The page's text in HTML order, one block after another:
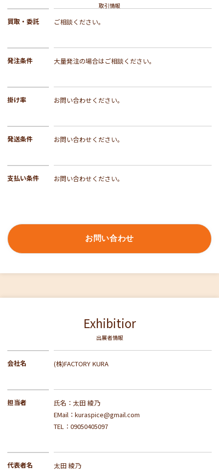
取引情報
買取・委託 ご相談ください。
発注条件 大量発注の場合はご相談ください。
掛け率 お問い合わせください。
発送条件 お問い合わせください。
支払い条件 お問い合わせください。
お問い合わせ
Exhibitior
出展者情報
会社名 (株)FACTORY KURA
担当者
氏名：太田 綾乃
EMail：kuraspice@gmail.com
TEL：09050405097
代表者名 太田 綾乃